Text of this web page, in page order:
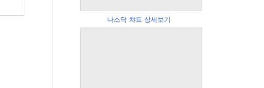
나스닥 챠트 상세보기